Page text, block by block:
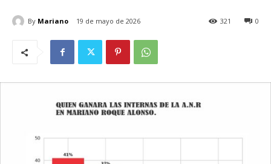
By Mariano 19 de mayo de 2026 0
321